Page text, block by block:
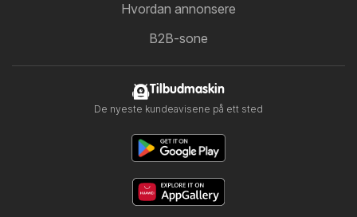
Hvordan annonsere
B2B-sone
Tilbudmaskin
De nyeste kundeavisene på ett sted